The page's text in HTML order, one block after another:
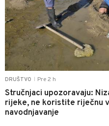
DRUŠTVO Pre 2 h
Stručnjaci upozoravaju:
rijeke, ne koristite riječnu
navodnjavanje